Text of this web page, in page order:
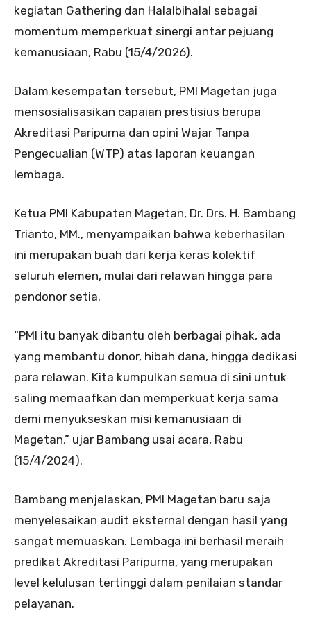
kegiatan Gathering dan Halalbihalal sebagai
momentum memperkuat sinergi antar pejuang
kemanusiaan, Rabu (15/4/2026).
Dalam kesempatan tersebut, PMI Magetan juga
mensosialisasikan capaian prestisius berupa
Akreditasi Paripurna dan opini Wajar Tanpa
Pengecualian (WTP) atas laporan keuangan
lembaga.
Ketua PMI Kabupaten Magetan, Dr. Drs. H. Bambang
Trianto, MM., menyampaikan bahwa keberhasilan
ini merupakan buah dari kerja keras kolektif
seluruh elemen, mulai dari relawan hingga para
pendonor setia.
“PMI itu banyak dibantu oleh berbagai pihak, ada
yang membantu donor, hibah dana, hingga dedikasi
para relawan. Kita kumpulkan semua di sini untuk
saling memaafkan dan memperkuat kerja sama
demi menyukseskan misi kemanusiaan di
Magetan,” ujar Bambang usai acara, Rabu
(15/4/2024).
Bambang menjelaskan, PMI Magetan baru saja
menyelesaikan audit eksternal dengan hasil yang
sangat memuaskan. Lembaga ini berhasil meraih
predikat Akreditasi Paripurna, yang merupakan
level kelulusan tertinggi dalam penilaian standar
pelayanan.